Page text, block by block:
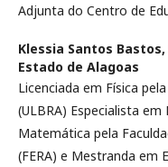
Adjunta do Centro de
Klessia Santos Bastos,
Estado de Alagoas
Licenciada em Física
(ULBRA) Especialista
Matemática pela
(FERA) e Mestranda em